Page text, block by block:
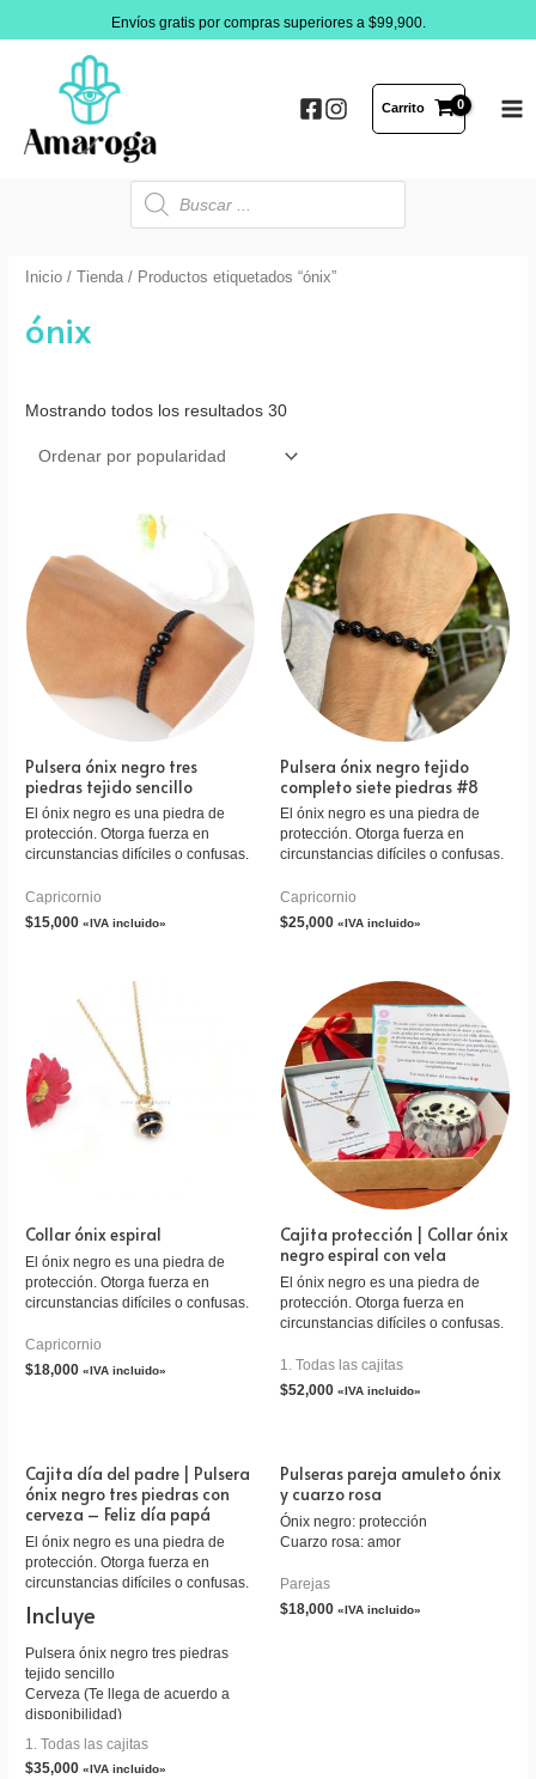
al
Envíos gratis por compras superiores a $99,900.
Carrito
Búsqueda
productos
Inicio / Tienda / Productos etiquetados “ónix”
ónix
Mostrando todos los resultados 30
Pulsera ónix negro tres
piedras tejido sencillo
El ónix negro es una piedra de
protección. Otorga fuerza en
circunstancias difíciles o confusas.
Capricornio
$15,000 «IVA incluido»
Pulsera ónix negro tejido
completo siete piedras #8
El ónix negro es una piedra de
protección. Otorga fuerza en
circunstancias difíciles o confusas.
Capricornio
$25,000 «IVA incluido»
Collar ónix espiral
El ónix negro es una piedra de
protección. Otorga fuerza en
circunstancias difíciles o confusas.
Capricornio
$18,000 «IVA incluido»
Cajita protección | Collar ónix
negro espiral con vela
El ónix negro es una piedra de
protección. Otorga fuerza en
circunstancias difíciles o confusas.
1. Todas las cajitas
$52,000 «IVA incluido»
Cajita día del padre | Pulsera
ónix negro tres piedras con
cerveza – Feliz día papá
El ónix negro es una piedra de
protección. Otorga fuerza en
circunstancias difíciles o confusas.
Incluye
Pulsera ónix negro tres piedras
tejido sencillo
Cerveza (Te llega de acuerdo a
disponibilidad)
Tarjeta personalizada
Empaque caja de madera
1. Todas las cajitas
$35,000 «IVA incluido»
Pulseras pareja amuleto ónix
y cuarzo rosa
Ónix negro: protección
Cuarzo rosa: amor
Parejas
$18,000 «IVA incluido»